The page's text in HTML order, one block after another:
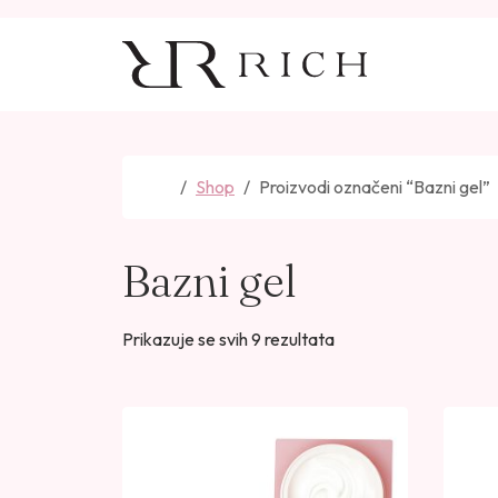
HomeShop Proizvodi označeni “Bazni gel”
Bazni gel
Prikazuje se svih 9 rezultataP
d